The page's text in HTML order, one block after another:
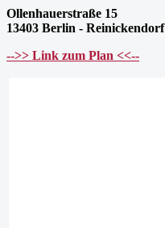
Ollenhauerstraße 15
13403 Berlin - Reinickendorf
-->> Link zum Plan <<--